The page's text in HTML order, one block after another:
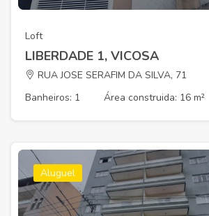
Loft
LIBERDADE 1, VICOSA
RUA JOSE SERAFIM DA SILVA, 71
Banheiros: 1
Área construida: 16 m²
Aluguel